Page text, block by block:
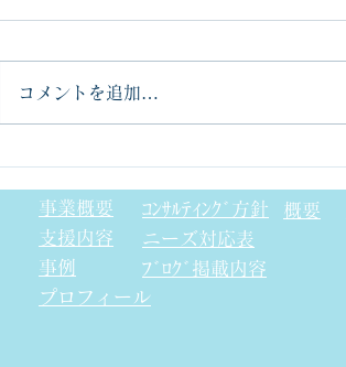
コメントを追加…
概要
事業概要
支援内容
事例
プロフィール
ｺﾝｻﾙﾃｨﾝｸﾞ方針
​ニーズ対応表
ﾌﾞﾛｸﾞ掲載内容